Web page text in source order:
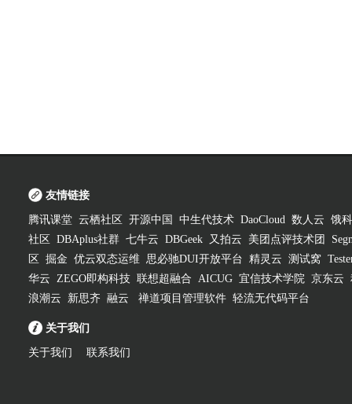
友情链接
腾讯课堂 云栖社区 开源中国 中生代技术 DaoCloud 数人云 饿
社区
DBAplus社群 七牛云 DBGeek 又拍云 美团点评技术团
区
掘金 优云双态运维 思必驰DUI开放平台 精灵云 测试窝
华云 ZEGO即构科技 联想超融合 AICUG 宜信技术学院 京东云
浪潮云
新思齐 融云 禅道项目管理软件 轻流无代码平台
关于我们
关于我们 联系我们